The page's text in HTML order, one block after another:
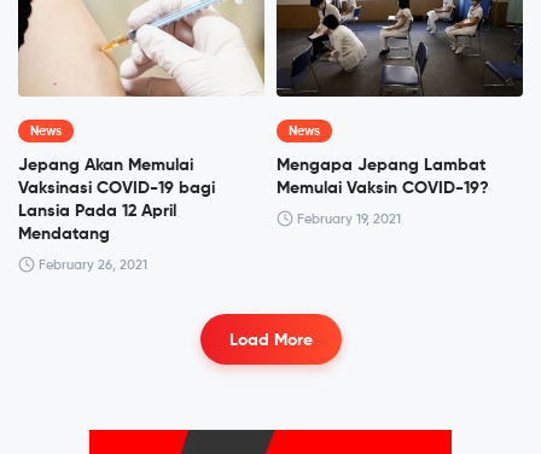
News
Jepang Akan Memulai
Vaksinasi COVID-19 bagi
Lansia Pada 12 April
Mendatang
February 26, 2021
News
Mengapa Jepang Lambat
Memulai Vaksin COVID-19?
February 19, 2021
Load More